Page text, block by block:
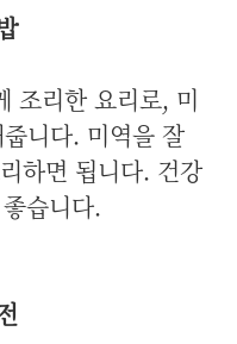
조리한 요리로, 미
니다. 미역을 잘
하면 됩니다. 건강
습니다.